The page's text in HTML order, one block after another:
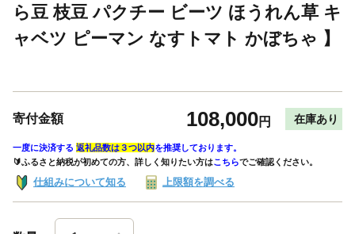
ら豆 枝豆 パクチー ビーツ ほうれん草 キ
ャベツ ピーマン なすトマト かぼちゃ 】
寄付金額 108,000円 在庫あり
一度に決済する 返礼品数は３つ以内を推奨しております。
🔰ふるさと納税が初めての方、詳しく知りたい方はこちらでご確認ください。
仕組みについて知る 上限額を調べる